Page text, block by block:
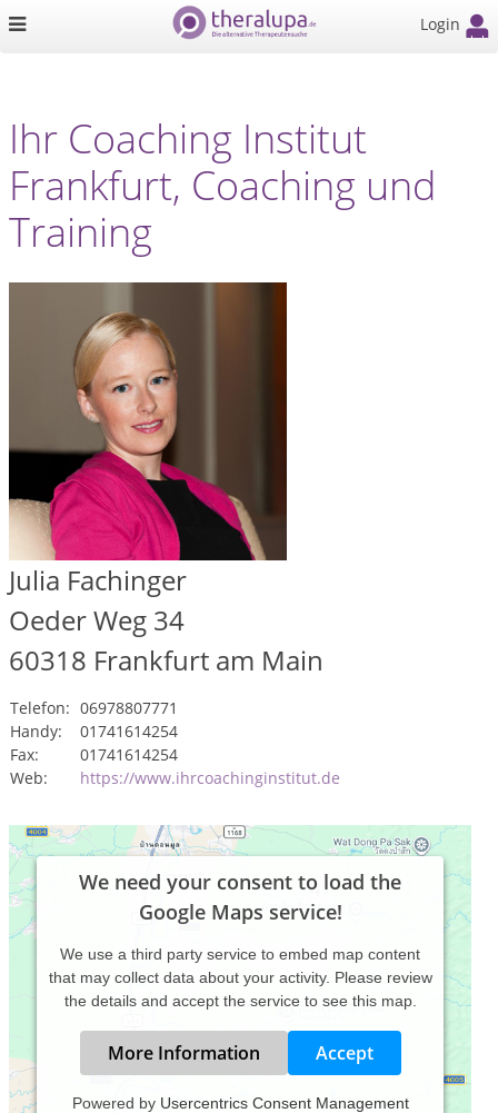
Login
Ihr Coaching Institut
Frankfurt, Coaching und
Training
Julia Fachinger
Oeder Weg 34
60318 Frankfurt am Main
Telefon: 06978807771
Handy:
01741614254
Fax:
01741614254
Web:
https://www.ihrcoachinginstitut.de
We need your consent to load the
Google Maps service!
We use a third party service to embed map content
that may collect data about your activity. Please review
the details and accept the service to see this map.
More Information Accept
Powered by Usercentrics Consent Management